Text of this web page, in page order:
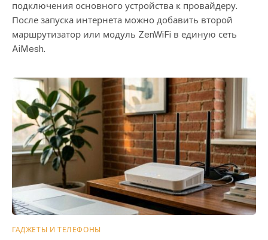
подключения основного устройства к провайдеру.
После запуска интернета можно добавить второй
маршрутизатор или модуль ZenWiFi в единую сеть
AiMesh.
ГАДЖЕТЫ И ТЕЛЕФОНЫ